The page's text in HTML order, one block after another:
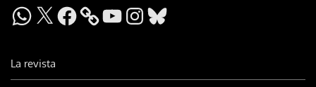
WhatsApp
X Facebook YouTubeInstagram
Bluesky
La revista